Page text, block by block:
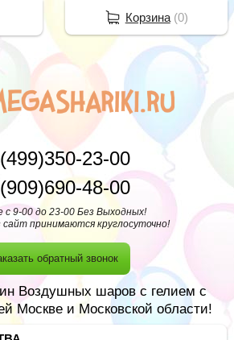
23-00
48-00
с 9-00 до 23-00 Без Выходных!
сайт принимаются круглосуточно!
обратный звонок
Воздушных шаров с гелием с
Москве и Московской области!
Корзина(0)